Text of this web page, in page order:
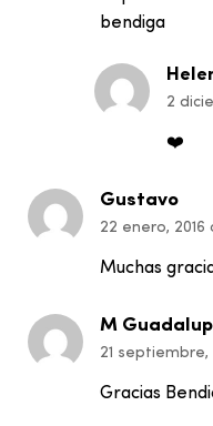
bendiga
2
❤️
Gustavo
22 enero, 2016
Muchas
M
21 septiembre,
Gracias